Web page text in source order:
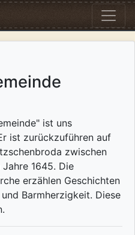
ist uns
ist zurückzuführen auf
zwischen
1645. Die
erzählen Geschichten
Barmherzigkeit. Diese